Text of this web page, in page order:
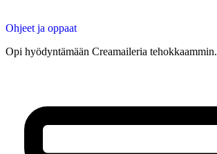
Ohjeet ja oppaat
Opi hyödyntämään Creamaileria tehokkaammin.